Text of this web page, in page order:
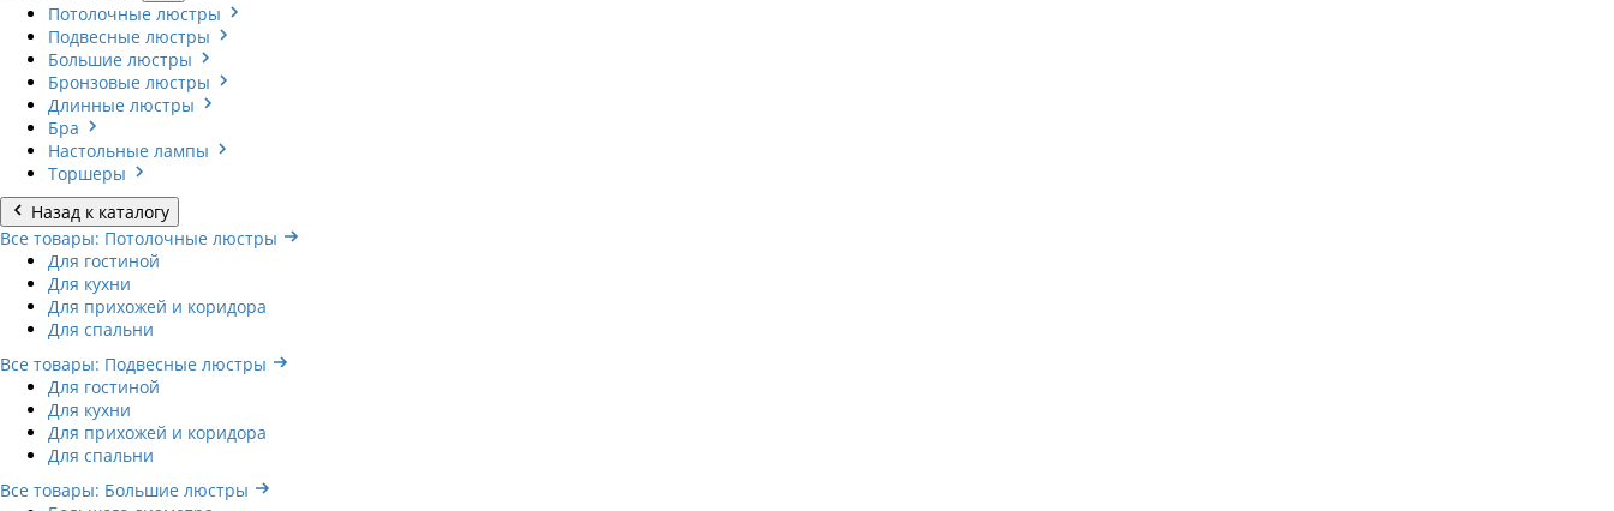
Потолочные люстры
Подвесные люстры
Большие люстры
Бронзовые люстры
Длинные люстры
Бра
Настольные лампы
Торшеры
Назад к каталогу
Все товары: Потолочные люстры
Для гостиной
Для кухни
Для прихожей и коридора
Для спальни
Все товары: Подвесные люстры
Для гостиной
Для кухни
Для прихожей и коридора
Для спальни
Все товары: Большие люстры